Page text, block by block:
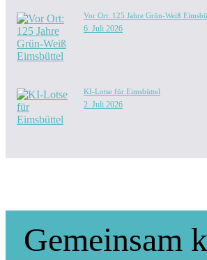
Vor Ort: 125 Jahre Grün-Weiß
6. Juli 2026
KI-Lotse für Eimsbüttel
2. Juli 2026
Gemeinsam